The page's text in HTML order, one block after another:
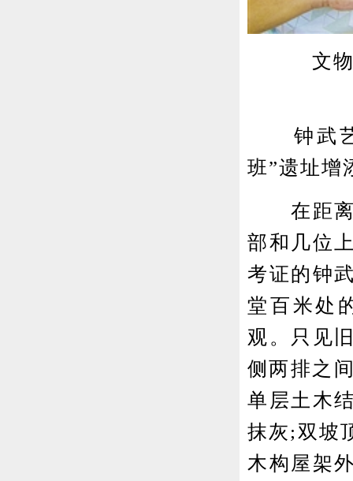
文物专
钟武艺
班”遗址增
在距离
部和几位
考证的钟
堂百米处
观。只见
侧两排之
单层土木
抹灰;双坡
木构屋架